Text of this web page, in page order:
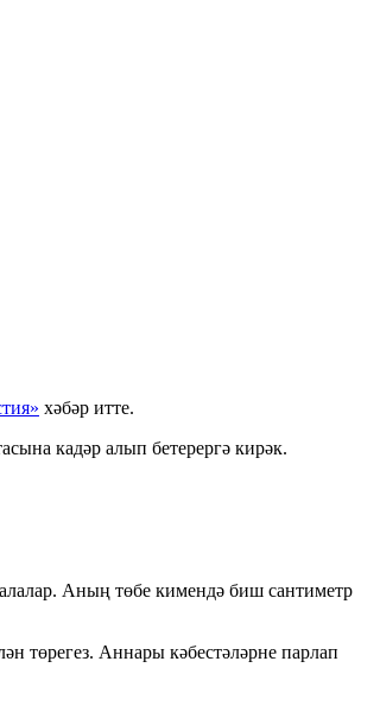
хәбәр итте.
кадәр алып бетерергә кирәк.
алалар. Аның төбе кимендә биш сантиметр
төрегез. Аннары кәбестәләрне парлап